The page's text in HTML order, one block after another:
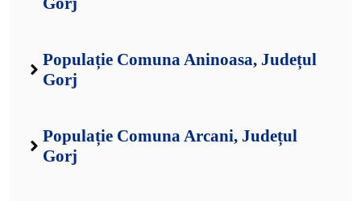
Populație Comuna Aninoasa, Județul
Gorj
Populație Comuna Arcani, Județul
Gorj